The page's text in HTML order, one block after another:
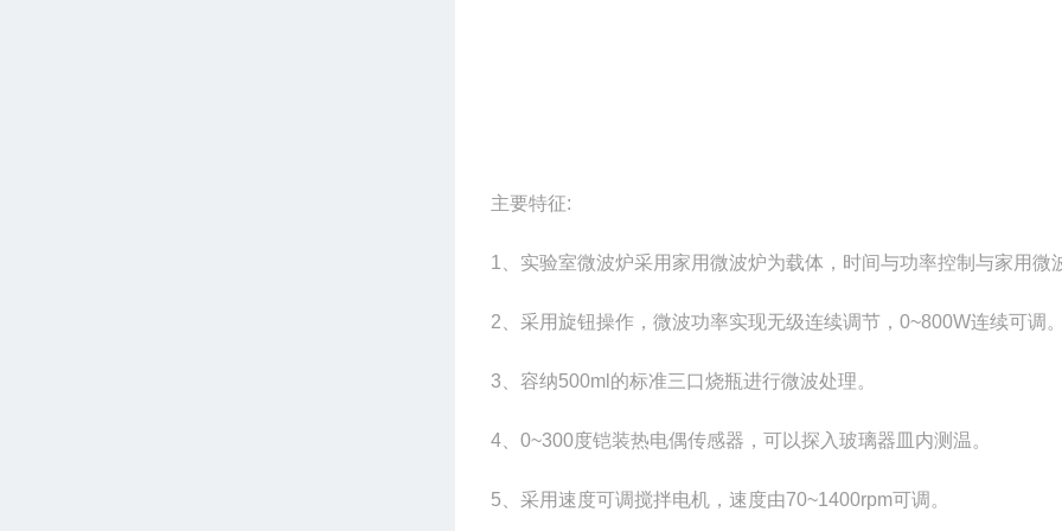
主要特征:
1 、实验室微波炉采用家用微波炉为载体，时间与功率控制与家用微
2 、采用旋钮操作，微波功率实现无级连续调节，0~800W连续可调。
3 、容纳500ml的标准三口烧瓶进行微波处理。
4 、0~300度铠装热电偶传感器，可以探入玻璃器皿内测温。
5 、采用速度可调搅拌电机，速度由70~1400rpm可调。